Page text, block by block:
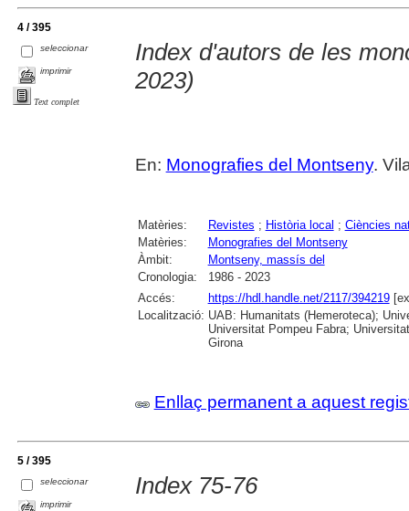
4 / 395
seleccionar
imprimir
Text complet
Index d'autors de les
2023)
En: Monografies del Montseny.
Matèries: Revistes ; Història local ; Ciències
Matèries:
Monografies del Montseny
Àmbit:
Montseny, massís del
Cronologia:
1986 - 2023
Accés:
https://hdl.handle.net/2117/394219
Localització: UAB: Humanitats (Hemeroteca);
Universitat Pompeu Fabra;
Girona
Enllaç permanent a aquest
5 / 395
seleccionar
imprimir
Index 75-76